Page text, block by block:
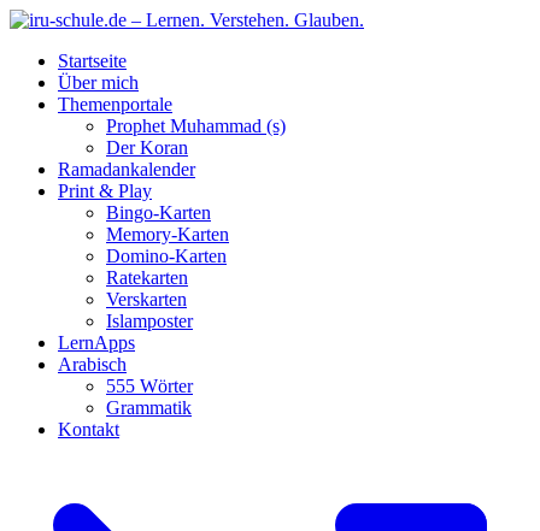
Startseite
Über mich
Themenportale
Prophet Muhammad (s)
Der Koran
Ramadankalender
Print & Play
Bingo-Karten
Memory-Karten
Domino-Karten
Ratekarten
Verskarten
Islamposter
LernApps
Arabisch
555 Wörter
Grammatik
Kontakt